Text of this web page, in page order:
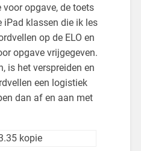
opgave, de toets
iPad klassen die ik les
op de ELO en
opgave vrijgegeven.
is het verspreiden en
een logistiek
dan af en aan met